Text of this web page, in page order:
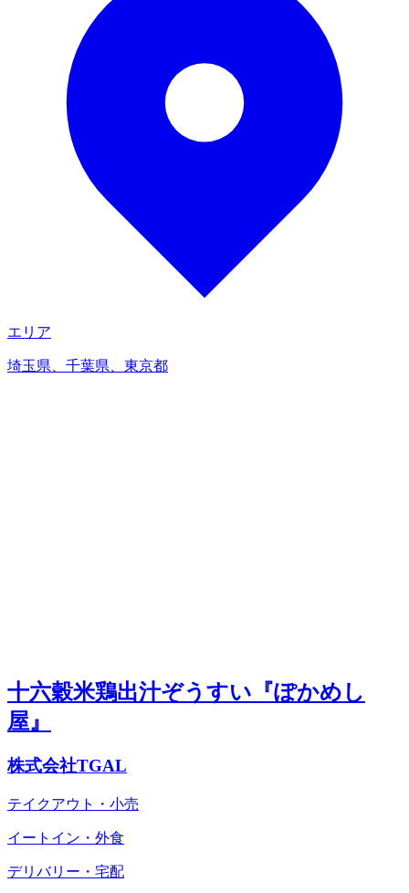
エリア
埼玉県、千葉県、東京都
十六穀米鶏出汁ぞうすい『ぽかめし
屋』
株式会社TGAL
テイクアウト・小売
イートイン・外食
デリバリー・宅配